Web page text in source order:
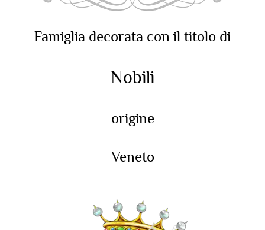
Famiglia decorata con il titolo di
Nobili
origine
Veneto